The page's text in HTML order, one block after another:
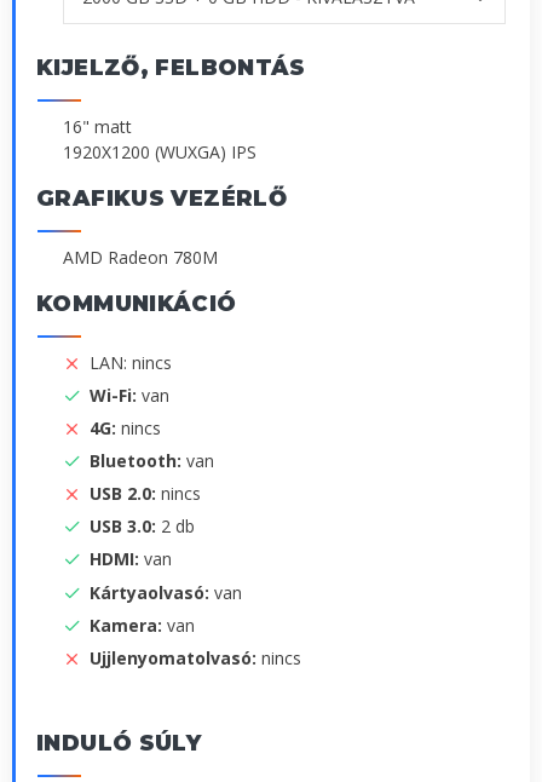
KIJELZŐ, FELBONTÁS
16" matt
1920X1200 (WUXGA) IPS
GRAFIKUS VEZÉRLŐ
AMD Radeon 780M
KOMMUNIKÁCIÓ
LAN: nincs
Wi-Fi: van
4G: nincs
Bluetooth: van
USB 2.0: nincs
USB 3.0: 2 db
HDMI: van
Kártyaolvasó: van
Kamera: van
Ujjlenyomatolvasó: nincs
INDULÓ SÚLY